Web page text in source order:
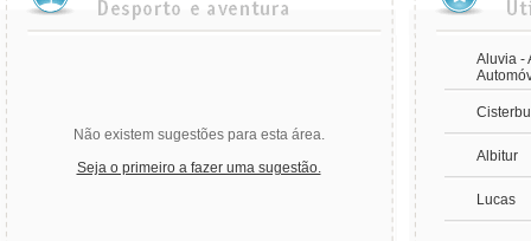
Não existem sugestões para esta área.
Seja o primeiro a fazer uma sugestão.
Aluvia -
Albitur
Lucas